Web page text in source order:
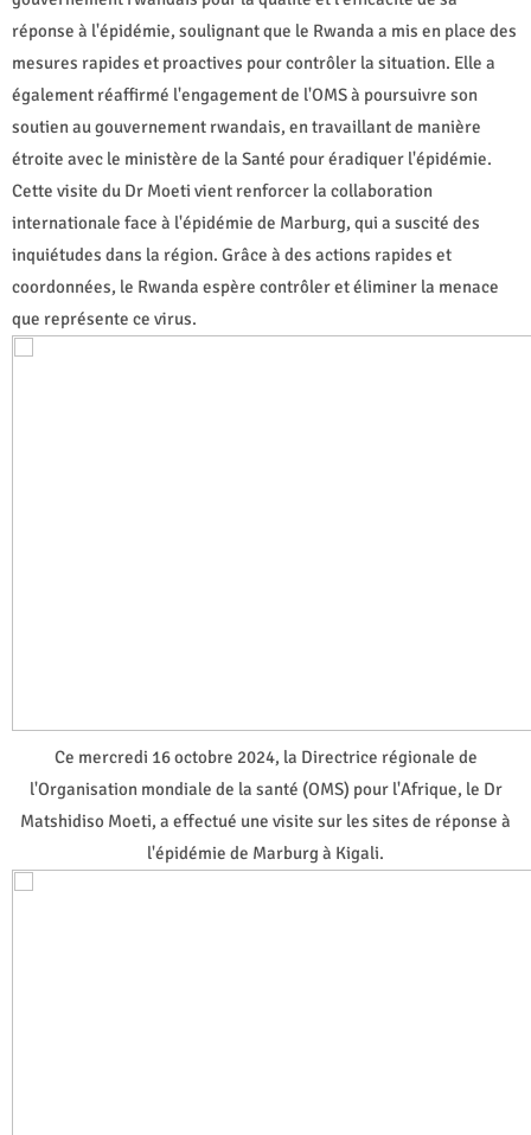
réponse à l'épidémie, soulignant que le Rwanda a mis en place des
mesures rapides et proactives pour contrôler la situation. Elle a
également réaffirmé l'engagement de l'OMS à poursuivre son
soutien au gouvernement rwandais, en travaillant de manière
étroite avec le ministère de la Santé pour éradiquer l'épidémie.
Cette visite du Dr Moeti vient renforcer la collaboration
internationale face à l'épidémie de Marburg, qui a suscité des
inquiétudes dans la région. Grâce à des actions rapides et
coordonnées, le Rwanda espère contrôler et éliminer la menace
que représente ce virus.
Ce mercredi 16 octobre 2024, la Directrice régionale de
l'Organisation mondiale de la santé (OMS) pour l'Afrique, le Dr
Matshidiso Moeti, a effectué une visite sur les sites de réponse à
l'épidémie de Marburg à Kigali.